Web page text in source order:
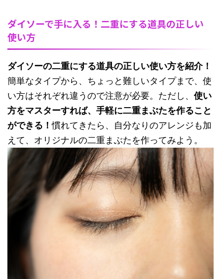
ダイソーで手に入る！二重にする道具の正しい
使い方
ダイソーの二重にする道具の正しい使い方を紹介！
簡単なタイプから、ちょっと難しいタイプまで、使
い方はそれぞれ違うので注意が必要。ただし、 使い
方をマスターすれば、手軽に二重まぶたを作ること
ができる！慣れてきたら、自分なりのアレンジも加
えて、オリジナルの二重まぶたを作ってみよう。